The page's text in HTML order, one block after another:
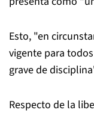
Esto, "en
vigente para
grave de
Respecto de la